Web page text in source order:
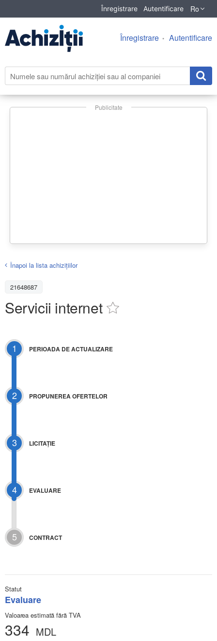
Înregistrare Autentificare Ro
Înregistrare Autentificare
Publicitate
Înapoi la lista achiziţiilor
21648687
Servicii internet
1 PERIOADA DE ACTUALIZARE
2 PROPUNEREA OFERTELOR
3 LICITAŢIE
4 EVALUARE
5 CONTRACT
Statut
Evaluare
Valoarea estimată fără TVA
334 MDL